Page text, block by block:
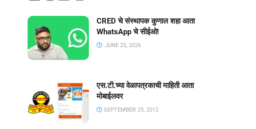
CRED चे संस्थापक कुणाल शहा आता
WhatsApp चे सीईओ!
JUNE 25, 2026
एस.टी.च्या वेळापत्रकाची माहिती आता
मोबाईलवर
SEPTEMBER 25, 2012